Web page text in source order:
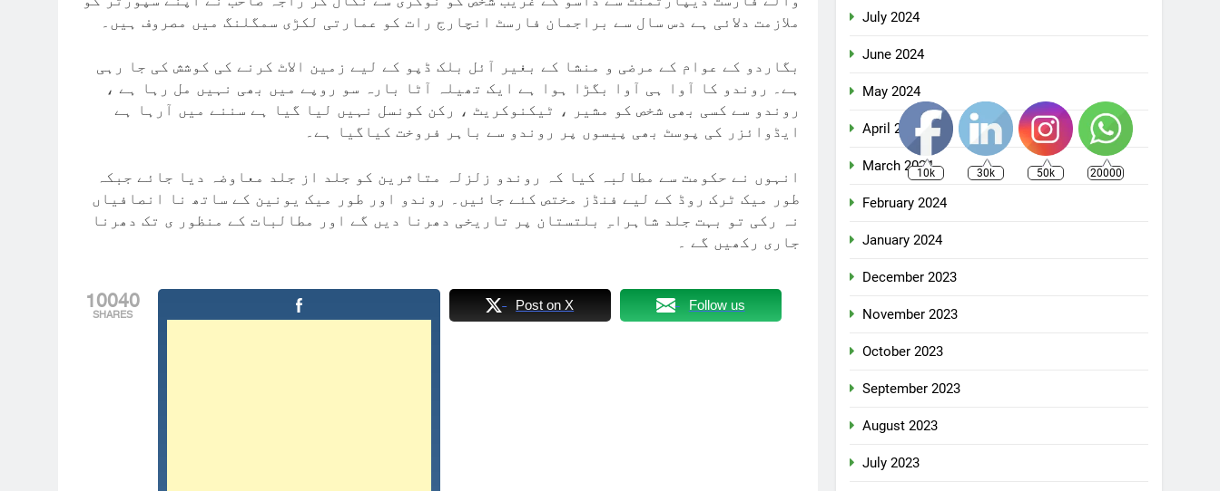
ملازمت دلائی ہے دس سال سے براجمان فارسٹ انچارج رات کو عمارتی لکڑی سمگلنگ میں مصروف ہیں۔
بگاردو کے عوام کے مرضی و منشا کے بغیر آئل بلک ڈپو کے لیے زمین الاٹ کرنے کی کوشش کی جا رہی
ہے۔ روندو کا آوا ہی آوا بگڑا ہوا ہے ایک تھیلہ آٹا بارہ سو روپے میں بھی نہیں مل رہا ہے ،
روندو سے کسی بھی شخص کو مشیر ، ٹیکنوکریٹ ، رکن کونسل نہیں لیا گیا ہے سننے میں آرہا ہے
ایڈوائزر کی پوسٹ بھی پیسوں پر روندو سے باہر فروخت کیاگیا ہے۔
انہوں نے حکومت سے مطالبہ کیا کہ روندو زلزلہ متاثرین کو جلد از جلد معاوضہ دیا جائے جبکہ
طور میک ٹرک روڈ کے لیے فنڈز مختص کئے جائیں۔ روندو اور طور میک یونین کے ساتھ نا انصافیاں
نہ رکی تو بہت جلد شاہراہِ بلتستان پر تاریخی دھرنا دیں گے اور مطالبات کے منظور ی تک دھرنا
جاری رکھیں گے ۔
10040
SHARES
Post on X Follow us
July 2024
June 2024
May 2024
April 2024
March 2024
February 2024
January 2024
December 2023
November 2023
October 2023
September 2023
August 2023
July 2023
10k 30k 50k 20000